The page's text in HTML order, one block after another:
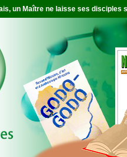
un Maître ne laisse ses disciples